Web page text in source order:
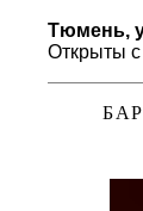
Тюмень,
Открыты
БАР